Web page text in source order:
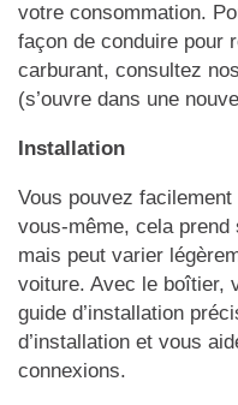
votre consommation.
façon de conduire pour
carburant, consultez
(s’ouvre dans une
Installation
Vous pouvez facilement
vous-même, cela prend
mais peut varier
voiture. Avec le boîtier,
guide d’installation
d’installation et vous
connexions.